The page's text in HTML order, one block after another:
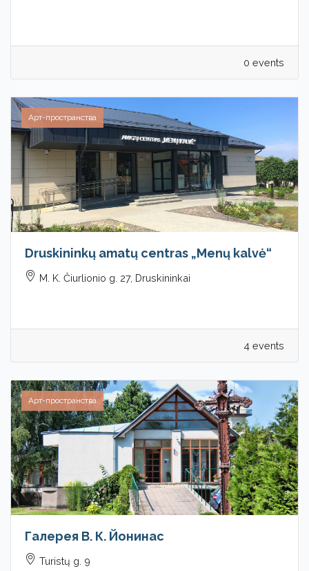
0 events
Арт-пространства
Druskininkų amatų centras „Menų kalvė“
M. K. Čiurlionio g. 27, Druskininkai
4 events
Арт-пространства
Галерея В. К. Йонинас
Turistų g. 9